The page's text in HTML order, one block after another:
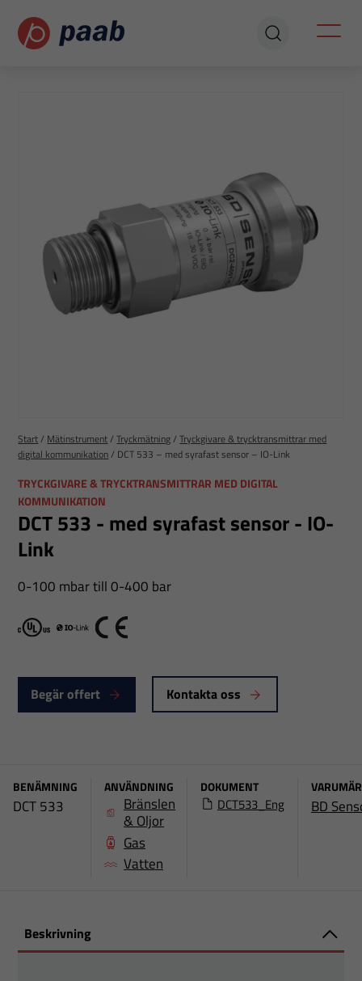
Start/ Mätinstrument/Tryckmätning/Tryckgivare & trycktransmittrar med
digital kommunikation/ DCT 533 – med syrafast sensor – IO-Link
TRYCKGIVARE & TRYCKTRANSMITTRAR MED DIGITAL
KOMMUNIKATION
DCT 533 - med syrafast sensor - IO-
Link
0-100 mbar till 0-400 bar
cULus IO link CE
Begär offert Kontakta oss
BENÄMNING
DCT 533
ANVÄNDNING
Bränslen
& Oljor
Gas
Vatten
DOKUMENT
DCT533_Eng BD
Beskrivning